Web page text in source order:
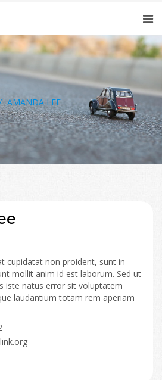
AMANDA LEE
cupidatat non proident, sunt in
mollit anim id est laborum. Sed ut
iste natus error sit voluptatem
laudantium totam rem aperiam